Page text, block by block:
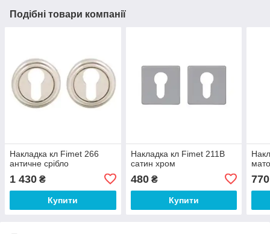
Подібні товари компанії
Накладка кл Fimet 266
античне срібло
1 430 ₴
Купити
Накладка кл Fimet 211B
сатин хром
480₴
Купити
770